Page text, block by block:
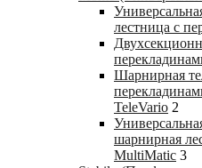
лестница с
Шарнирная
TeleVario 2
шарнирная
MultiMatic 3